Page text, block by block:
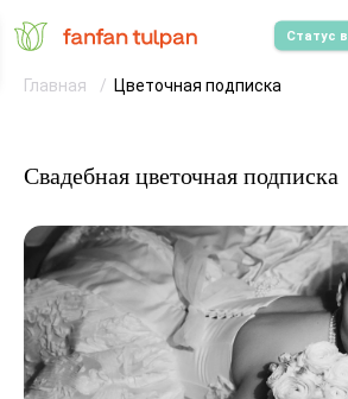
Статус
Главная Цветочная подписка
Свадебная цветочная подписка